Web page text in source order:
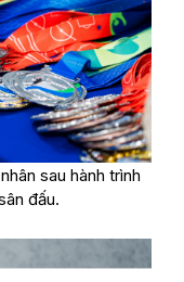
sau hành trình
đấu.